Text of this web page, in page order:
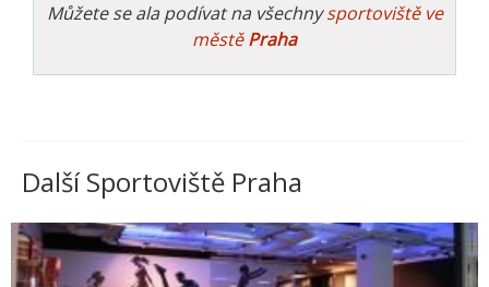
Můžete se ala podívat na všechnysportoviště ve
městěPraha
Další Sportoviště Praha